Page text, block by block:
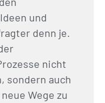
und
denn je.
nicht
sondern auch
Wege zu